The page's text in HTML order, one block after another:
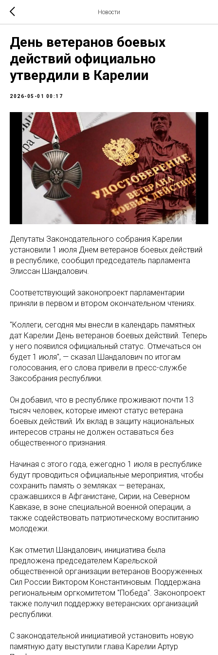
Новости
День ветеранов боевых
действий официально
утвердили в Карелии
2026-05-01 00:17
Депутаты Законодательного собрания Карелии
установили 1 июля Днем ветеранов боевых действий
в республике, сообщил председатель парламента
Элиссан Шандалович.
Соответствующий законопроект парламентарии
приняли в первом и втором окончательном чтениях.
"Коллеги, сегодня мы внесли в календарь памятных
дат Карелии День ветеранов боевых действий. Теперь
у него появился официальный статус. Отмечаться он
будет 1 июля", — сказал Шандалович по итогам
голосования, его слова привели в пресс-службе
Заксобрания республики.
Он добавил, что в республике проживают почти 13
тысяч человек, которые имеют статус ветерана
боевых действий. Их вклад в защиту национальных
интересов страны не должен оставаться без
общественного признания.
Начиная с этого года, ежегодно 1 июля в республике
будут проводиться официальные мероприятия, чтобы
сохранить память о земляках — ветеранах,
сражавшихся в Афганистане, Сирии, на Северном
Кавказе, в зоне специальной военной операции, а
также содействовать патриотическому воспитанию
молодежи.
Как отметил Шандалович, инициатива была
предложена председателем Карельской
общественной организации ветеранов Вооруженных
Сил России Виктором Константиновым. Поддержана
региональным оргкомитетом "Победа". Законопроект
также получил поддержку ветеранских организаций
республики.
С законодательной инициативой установить новую
памятную дату выступили глава Карелии Артур